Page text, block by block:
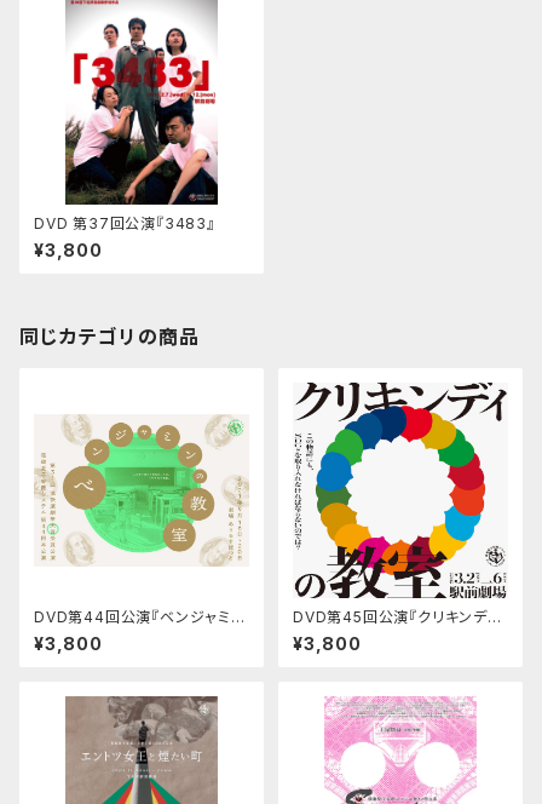
DVD 第37回公演『3483』
¥3,800
同じカテゴリの商品
DVD第44回公演『ベンジャミン
の教室』
¥3,800
DVD第45回公演『クリキンディ
の教室』
¥3,800